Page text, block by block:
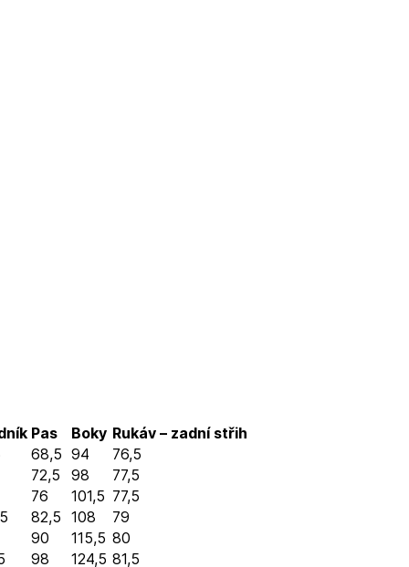
Pas Boky Rukáv – zadní střih
68,5 94
76,5
72,5
98
77,5
76
101,5 77,5
82,5 108
79
90
115,5 80
98 124,5 81,5